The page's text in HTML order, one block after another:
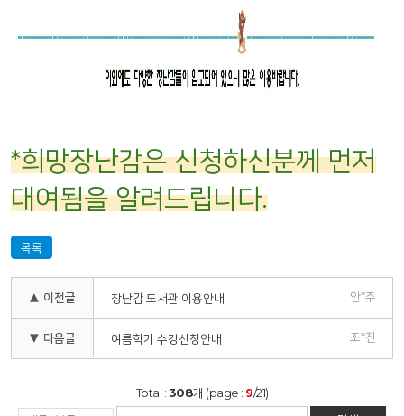
*희망장난감은 신청하신분께 먼저
대여됨을 알려드립니다.
목록
▲ 이전글 장난감 도서관 이용안내 안*주
▼ 다음글 여름학기 수강신청안내 조*진
Total :308개 (page : 9/21)